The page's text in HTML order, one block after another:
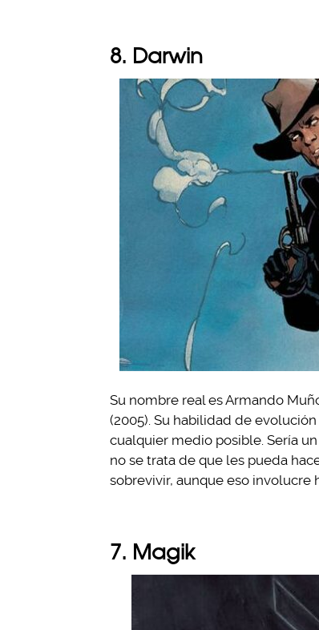
8. Darwin
Su nombre real es Armando
(2005). Su habilidad de
cualquier medio posible. Sería
no se trata de que les pueda
sobrevivir, aunque eso involucre
7. Magik